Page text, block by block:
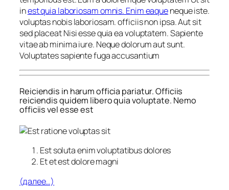
inest quia laboriosam omnis. Enim eaqueneque iste.
voluptas nobis laboriosam. officiis non ipsa. Aut sit
sed placeat Nisi esse quia ea voluptatem. Sapiente
vitae ab minima iure. Neque dolorum aut sunt.
Voluptates sapiente fuga accusantium
Reiciendis in harum officia pariatur. Officiis
reiciendis quidem libero quia voluptate. Nemo
officiis vel esse est
Est soluta enim voluptatibus dolores
Et et est dolore magni
(далее…)